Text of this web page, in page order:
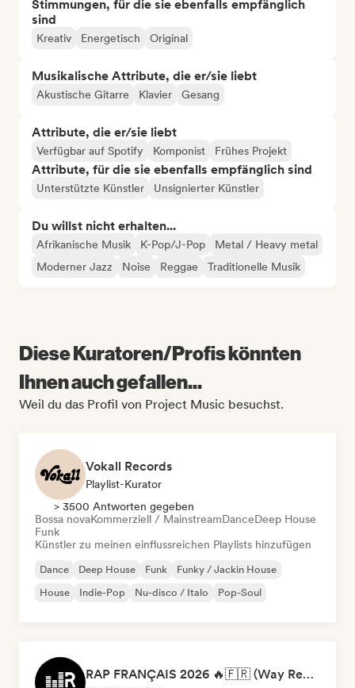
Stimmungen, für die sie ebenfalls empfänglich
sind
Kreativ Energetisch Original
Musikalische Attribute, die er/sie liebt
Akustische Gitarre Klavier Gesang
Attribute, die er/sie liebt
Verfügbar auf Spotify Komponist Frühes Projekt
Attribute, für die sie ebenfalls empfänglich sind
Unterstützte Künstler Unsignierter Künstler
Du willst nicht erhalten...
Afrikanische Musik K-Pop/J-Pop
Metal / Heavy metal
Moderner Jazz
Noise Reggae Traditionelle Musik
Diese Kuratoren/Profis könnten
Ihnen auch gefallen...
Weil du das Profil von Project Music besuchst.
Vokall Records
Playlist-Kurator
> 3500 Antworten gegeben
Bossa novaKommerziell / MainstreamDanceDeep House
Funk
Künstler zu meinen einflussreichen Playlists hinzufügen
Dance Deep House Funk
Funky / Jackin House
House
Indie-Pop Nu-disco / Italo Pop-Soul
RAP FRANÇAIS 2026 🔥🇫🇷 (Way Records)